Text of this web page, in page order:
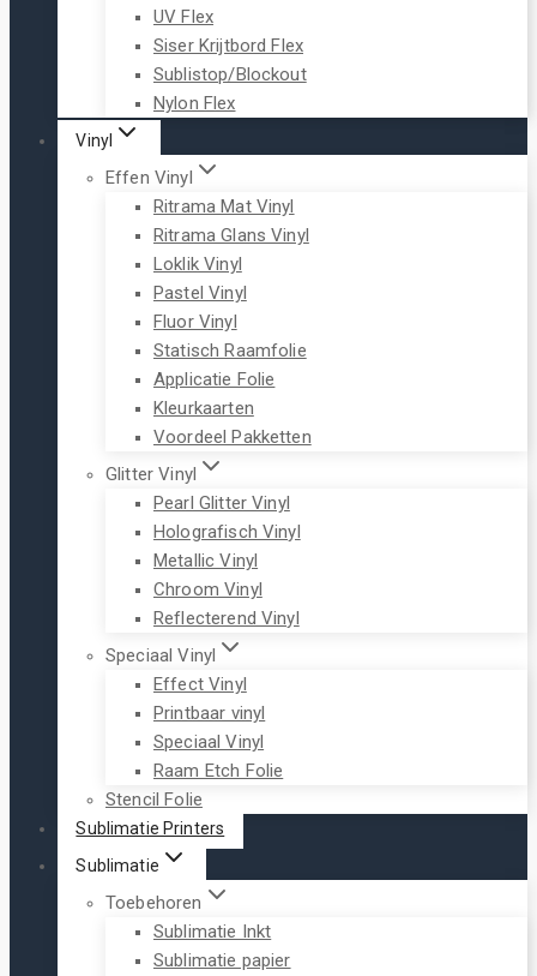
UV Flex
Siser Krijtbord Flex
Sublistop/Blockout
Nylon Flex
Vinyl
Effen Vinyl
Ritrama Mat Vinyl
Ritrama Glans Vinyl
Loklik Vinyl
Pastel Vinyl
Fluor Vinyl
Statisch Raamfolie
Applicatie Folie
Kleurkaarten
Voordeel Pakketten
Glitter Vinyl
Pearl Glitter Vinyl
Holografisch Vinyl
Metallic Vinyl
Chroom Vinyl
Reflecterend Vinyl
Speciaal Vinyl
Effect Vinyl
Printbaar vinyl
Speciaal Vinyl
Raam Etch Folie
Stencil Folie
Sublimatie Printers
Sublimatie
Toebehoren
Sublimatie Inkt
Sublimatie papier